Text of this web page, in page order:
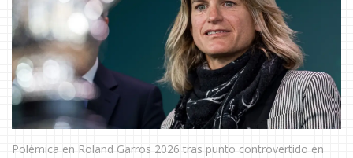
Polémica en Roland Garros 2026 tras punto controvertido en